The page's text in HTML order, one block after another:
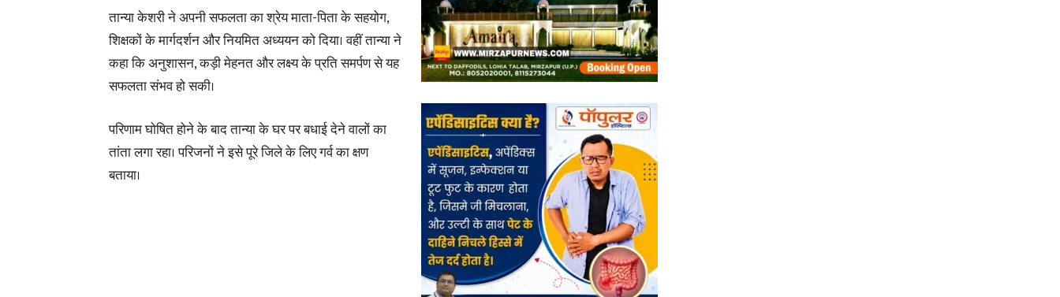
तान्या केशरी ने अपनी सफलता का श्रेय माता-पिता के सहयोग,
शिक्षकों के मार्गदर्शन और नियमित अध्ययन को दिया। वहीं तान्या ने
कहा कि अनुशासन, कड़ी मेहनत और लक्ष्य के प्रति समर्पण से यह
सफलता संभव हो सकी।
परिणाम घोषित होने के बाद तान्या के घर पर बधाई देने वालों का
तांता लगा रहा। परिजनों ने इसे पूरे जिले के लिए गर्व का क्षण
बताया।